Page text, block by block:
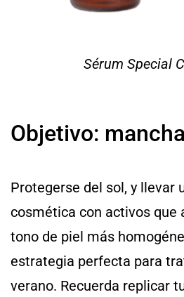
Sérum Special
Objetivo:
Protegerse del sol, y llevar
cosmética con activos que
tono de piel más
estrategia perfecta para
verano. Recuerda replicar